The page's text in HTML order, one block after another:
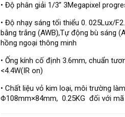
• Độ phân giải 1/3” 3Megapixel
• Độ nhạy sáng tối thiểu 0. 025Lux/
bằng trắng (AWB),Tự động bù sáng
hồng ngoại thông minh
• Ống kính cố định 3.6mm, chuẩn
<4.4W(IR on)
• Chất liệu vỏ kim loại, môi trường
Φ108mm×84mm, 0.25KG đối với